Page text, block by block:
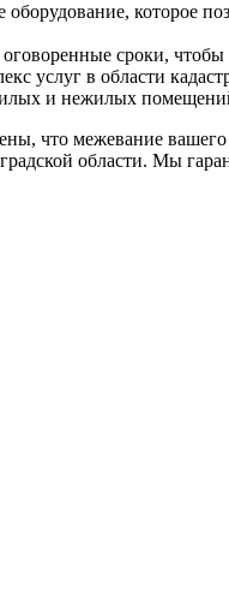
которое
сроки, чтобы
услуг в области
и нежилых
что межевание вашего
области. Мы